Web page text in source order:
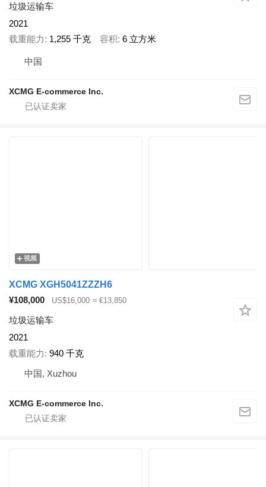
垃圾运输车
2021
载重能力
1,255 千克 容积 6 立方米
中国
XCMG E-commerce Inc.
视频
XCMG XGH5041ZZZH6
¥108,000
US$16,000 ≈ €13,850
垃圾运输车
2021
载重能力 940 千克
中国, Xuzhou
XCMG E-commerce Inc.